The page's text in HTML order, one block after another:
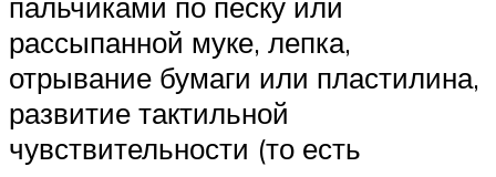
рассыпанной муке, лепка,
отрывание бумаги или пластилина,
развитие тактильной
чувствительности (то есть